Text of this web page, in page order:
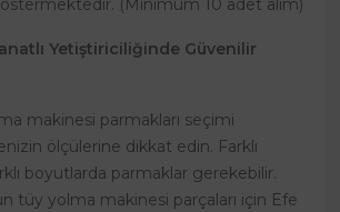
(Minimum 10 adet alım)
Yetiştiriciliğinde Güvenilir
makinesi parmakları seçimi
ölçülerine dikkat edin. Farklı
boyutlarda parmaklar gerekebilir.
tüy yolma makinesi parçaları için Efe